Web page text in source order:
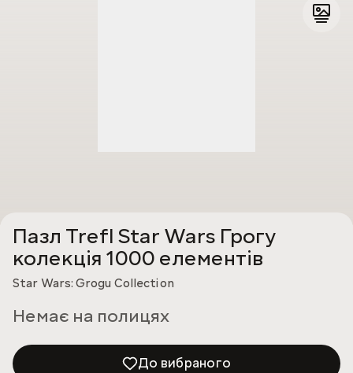
Пазл Trefl Star Wars Грогу
колекція 1000 елементів
Star Wars: Grogu Collection
Немає на полицях
До вибраного